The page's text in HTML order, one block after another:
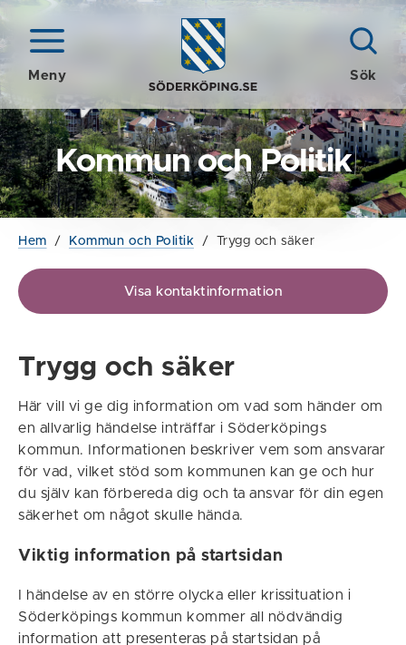
Meny Sök
Kommun och Politik
Hem / Kommun och Politik / Trygg och säker
Visa kontaktinformation
Trygg och säker
Här vill vi ge dig information om vad som händer om
en allvarlig händelse inträffar i Söderköpings
kommun. Informationen beskriver vem som ansvarar
för vad, vilket stöd som kommunen kan ge och hur
du själv kan förbereda dig och ta ansvar för din egen
säkerhet om något skulle hända.
Viktig information på startsidan
I händelse av en större olycka eller krissituation i
Söderköpings kommun kommer all nödvändig
information att presenteras på startsidan på